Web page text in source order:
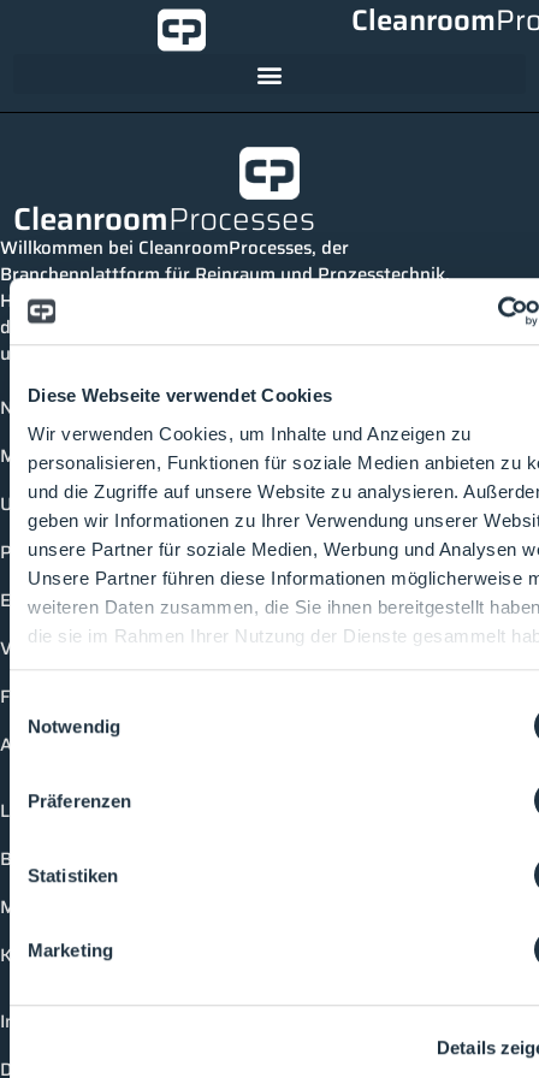
Diese Webseite verwendet Cookies
Wir verwenden Cookies, um Inhalte und Anzeigen zu
personalisieren, Funktionen für soziale Medien anbieten zu
und die Zugriffe auf unsere Website zu analysieren.
geben wir Informationen zu Ihrer Verwendung unserer
unsere Partner für soziale Medien, Werbung und Analysen
Unsere Partner führen diese Informationen möglicherweise
weiteren Daten zusammen, die Sie ihnen bereitgestellt
die sie im Rahmen Ihrer Nutzung der Dienste gesammelt
Einwilligungsauswahl
Notwendig
Präferenzen
Statistiken
Marketing
Details
Cleanroom
CleanroomProcesses
Willkommen bei CleanroomProcesses, der
Branchenplattform für Reinraum und Prozesstechnik.
Hier bleibst du immer auf dem neuesten Stand, kannst
dich mit anderen verknüpfen und alle relevanten Themen
und Events der Branche entdecken.
News
Mediathek
Unternehmen
Produkte
Events
Vorträge
Future-Faces
Academy
Login
Buchungsmöglichkeiten
Medienformate
Kontakt
Impressum
Datenschutzerklärung